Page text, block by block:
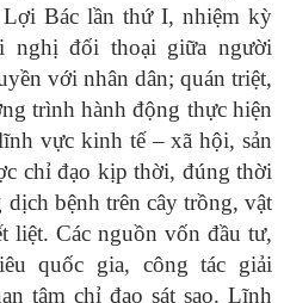
Bác lần thứ I, nhiệm kỳ
nghị đối thoại giữa người
với nhân dân; quán triệt,
trình hành động thực hiện
vực kinh tế – xã hội, sản
chỉ đạo kịp thời, đúng thời
bệnh trên cây trồng, vật
liệt. Các nguồn vốn đầu tư,
quốc gia, công tác giải
tâm chỉ đạo sát sao. Lĩnh